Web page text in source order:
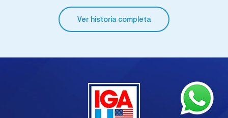
Ver historia completa